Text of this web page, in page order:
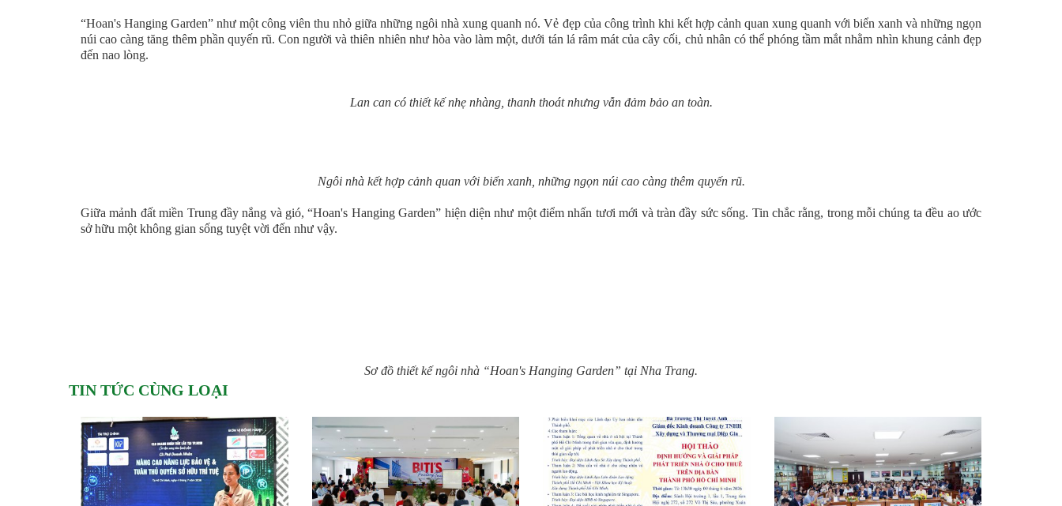
“Hoan's Hanging Garden” như một công viên thu nhỏ giữa những ngôi nhà xung quanh nó. Vẻ đẹp của công trình khi kết hợp cảnh quan xung quanh với biển xanh và những ngọn
núi cao càng tăng thêm phần quyến rũ. Con người và thiên nhiên như hòa vào làm một, dưới tán lá râm mát của cây cối, chủ nhân có thể phóng tầm mắt nhằm nhìn khung cảnh đẹp
đến nao lòng.
Lan can có thiết kế nhẹ nhàng, thanh thoát nhưng vẫn đảm bảo an toàn.
Ngôi nhà kết hợp cảnh quan với biển xanh, những ngọn núi cao càng thêm quyến rũ.
Giữa mảnh đất miền Trung đầy nắng và gió, “Hoan's Hanging Garden” hiện diện như một điểm nhấn tươi mới và tràn đầy sức sống. Tin chắc rằng, trong mỗi chúng ta đều ao ước
sở hữu một không gian sống tuyệt vời đến như vậy.
Sơ đồ thiết kế ngôi nhà “Hoan's Hanging Garden” tại Nha Trang.
TIN TỨC CÙNG LOẠI